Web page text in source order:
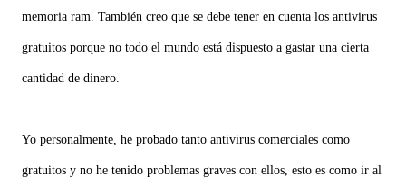
memoria ram. También creo que se debe tener en cuenta los antivirus
gratuitos porque no todo el mundo está dispuesto a gastar una cierta
cantidad de dinero.
Yo personalmente, he probado tanto antivirus comerciales como
gratuitos y no he tenido problemas graves con ellos, esto es como ir al